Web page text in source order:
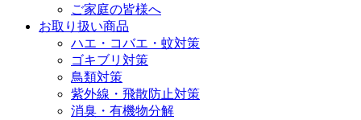
ご家庭の皆様へ
お取り扱い商品
ハエ・コバエ・蚊対策
ゴキブリ対策
鳥類対策
紫外線・飛散防止対策
消臭・有機物分解